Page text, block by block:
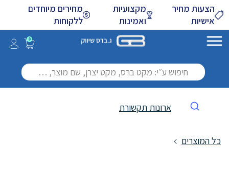
Skip
to
Content
מחירים מיוחדים
ללקוחות
מקצועיות
ואמינות
הצעות מחיר
אישיות
0
כל המוצרים
ארונות תקשורת